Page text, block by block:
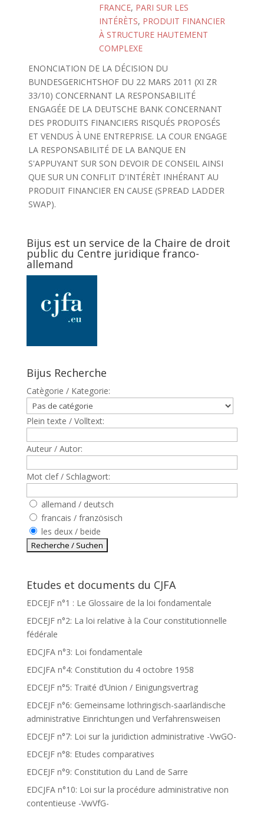
FRANCE, PARI SUR LES
INTÉRÈTS, PRODUIT FINANCIER
À STRUCTURE HAUTEMENT
COMPLEXE
ENONCIATION DE LA DÉCISION DU
BUNDESGERICHTSHOF DU 22 MARS 2011 (XI ZR
33/10) CONCERNANT LA RESPONSABILITÉ
ENGAGÉE DE LA DEUTSCHE BANK CONCERNANT
DES PRODUITS FINANCIERS RISQUÉS PROPOSÉS
ET VENDUS À UNE ENTREPRISE. LA COUR ENGAGE
LA RESPONSABILITÉ DE LA BANQUE EN
S'APPUYANT SUR SON DEVOIR DE CONSEIL AINSI
QUE SUR UN CONFLIT D'INTÉRÈT INHÉRANT AU
PRODUIT FINANCIER EN CAUSE (SPREAD LADDER
SWAP).
Bijus est un service de la Chaire de droit
public du Centre juridique franco-
allemand
Bijus Recherche
Catègorie / Kategorie:
Plein texte / Volltext:
Auteur / Autor:
Mot clef / Schlagwort:
allemand / deutsch
francais / französisch
les deux / beide
Etudes et documents du CJFA
EDCEJF n°1 : Le Glossaire de la loi fondamentale
EDCEJF n°2: La loi relative à la Cour constitutionnelle
fédérale
EDCJFA n°3: Loi fondamentale
EDCJFA n°4: Constitution du 4 octobre 1958
EDCEJF n°5: Traité d’Union / Einigungsvertrag
EDCEJF n°6: Gemeinsame lothringisch-saarländische
administrative Einrichtungen und Verfahrensweisen
EDCEJF n°7: Loi sur la juridiction administrative -VwGO-
EDCEJF n°8: Etudes comparatives
EDCEJF n°9: Constitution du Land de Sarre
EDCJFA n°10: Loi sur la procédure administrative non
contentieuse -VwVfG-